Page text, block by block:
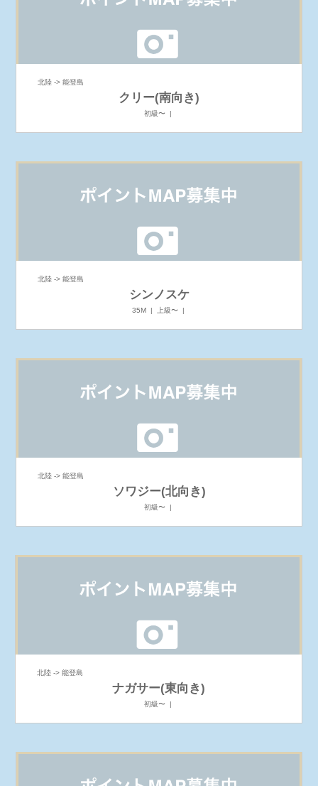
北陸 -> 能登島
クリー(南向き)
初級〜 |
北陸 -> 能登島
シンノスケ
35M | 上級〜 |
北陸 -> 能登島
ソワジー(北向き)
初級〜 |
北陸 -> 能登島
ナガサー(東向き)
初級〜 |